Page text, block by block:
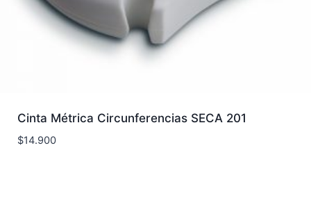
Cinta Métrica Circunferencias SECA 201
$14.900